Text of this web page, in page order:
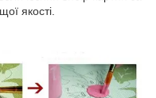
якості.